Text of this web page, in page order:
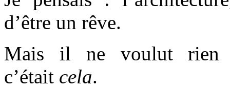
d’être un rêve.
Mais il ne voulut rien
c’était cela.